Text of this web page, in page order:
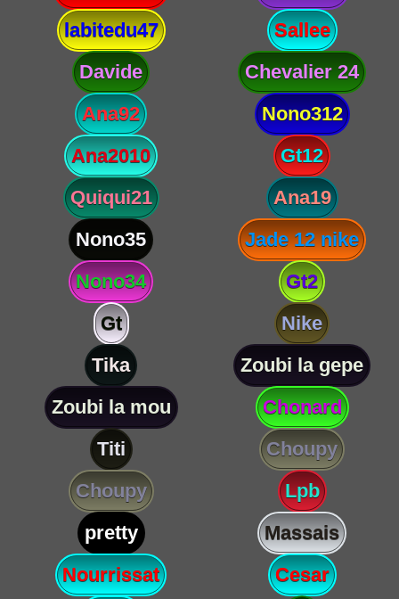
labitedu47
Sallee
Davide
Chevalier 24
Ana92
Nono312
Ana2010
Gt12
Quiqui21
Ana19
Nono35
Jade 12 nike
Nono34
Gt2
Gt
Nike
Tika
Zoubi la gepe
Zoubi la mou
Chonard
Titi
Choupy
Choupy
Lpb
pretty
Massais
Nourrissat
Cesar